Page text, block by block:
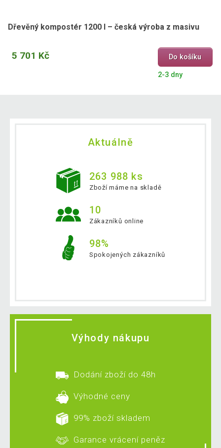
Dřevěný kompostér 1200 l – česká výroba z masivu
5 701 Kč Do košíku
2-3 dny
Aktuálně
263 988 ks
Zboží máme na skladě
10
Zákazníků online
98%
Spokojených zákazníků
Výhody nákupu
Dodání zboží do 48h
Výhodné ceny
99% zboží skladem
Garance vrácení peněz